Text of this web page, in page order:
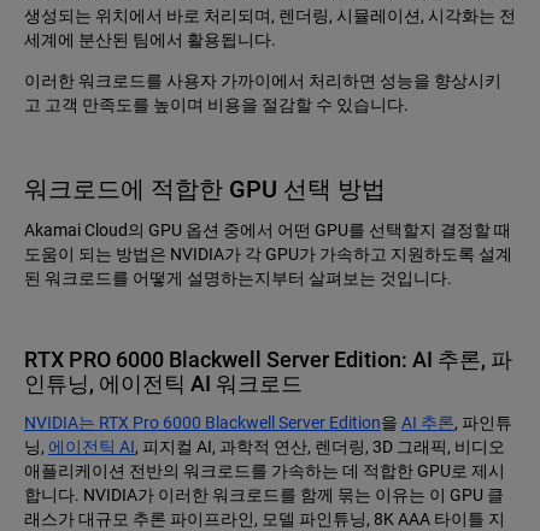
생성되는 위치에서 바로 처리되며, 렌더링, 시뮬레이션, 시각화는 전
세계에 분산된 팀에서 활용됩니다.
이러한 워크로드를 사용자 가까이에서 처리하면 성능을 향상시키
고 고객 만족도를 높이며 비용을 절감할 수 있습니다.
워크로드에 적합한 GPU 선택 방법
Akamai Cloud의 GPU 옵션 중에서 어떤 GPU를 선택할지 결정할 때
도움이 되는 방법은 NVIDIA가 각 GPU가 가속하고 지원하도록 설계
된 워크로드를 어떻게 설명하는지부터 살펴보는 것입니다.
RTX PRO 6000 Blackwell Server Edition: AI 추론, 파
인튜닝, 에이전틱 AI 워크로드
NVIDIA는 RTX Pro 6000 Blackwell Server Edition을 AI 추론, 파인튜
닝, 에이전틱 AI, 피지컬 AI, 과학적 연산, 렌더링, 3D 그래픽, 비디오
애플리케이션 전반의 워크로드를 가속하는 데 적합한 GPU로 제시
합니다. NVIDIA가 이러한 워크로드를 함께 묶는 이유는 이 GPU 클
래스가 대규모 추론 파이프라인, 모델 파인튜닝, 8K AAA 타이틀 지